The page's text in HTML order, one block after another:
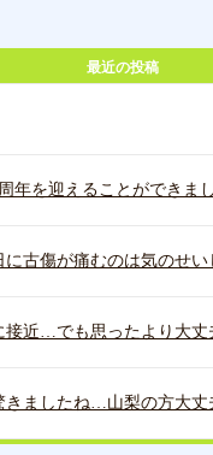
最近の投稿
年を迎えることができま
に古傷が痛むのは気のせい
接近…でも思ったより大丈
きましたね…山梨の方大丈